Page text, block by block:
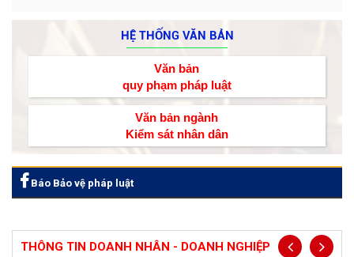
HỆ THỐNG VĂN BẢN
Văn bản
quy phạm pháp luật
Văn bản ngành
Kiểm sát nhân dân
Báo Bảo vệ pháp luật
THÔNG TIN DOANH NHÂN - DOANH NGHIỆP